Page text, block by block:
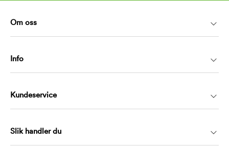
Om oss
Info
Kundeservice
Slik handler du